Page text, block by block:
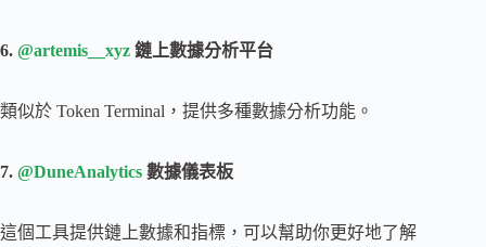
6. @artemis__xyz 鏈上數據分析平台
類似於 Token Terminal，提供多種數據分析功能。
7. @DuneAnalytics 數據儀表板
這個工具提供鏈上數據和指標，可以幫助你更好地了解